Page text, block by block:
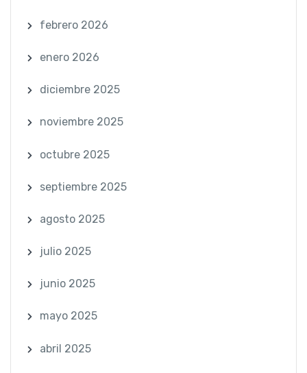
febrero 2026
enero 2026
diciembre 2025
noviembre 2025
octubre 2025
septiembre 2025
agosto 2025
julio 2025
junio 2025
mayo 2025
abril 2025